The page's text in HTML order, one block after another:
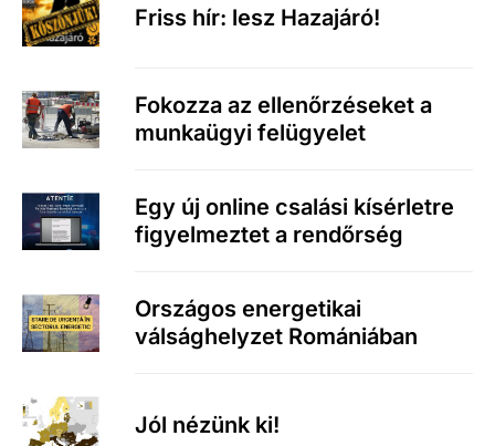
Friss hír: lesz Hazajáró!
Fokozza az ellenőrzéseket a
munkaügyi felügyelet
Egy új online csalási kísérletre
figyelmeztet a rendőrség
Országos energetikai
válsághelyzet Romániában
Jól nézünk ki!